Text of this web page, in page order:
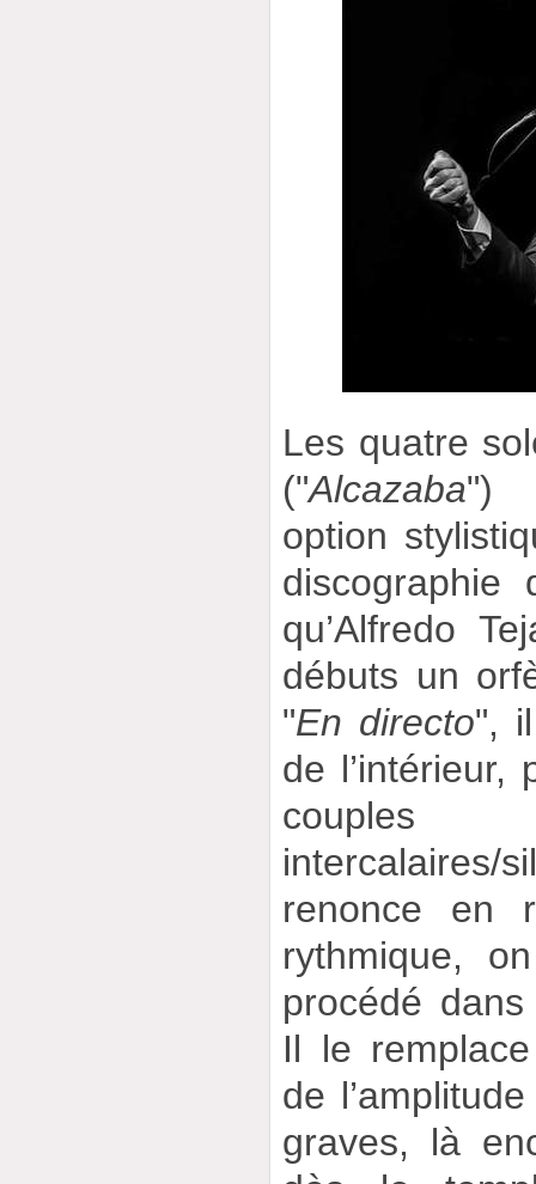
Les quatre
("Alcazaba")
option
discographie
qu’Alfredo
débuts un
"En directo",
de l’intérieur,
intercalaires/
renonce en
rythmique,
procédé
Il le
de
graves, là